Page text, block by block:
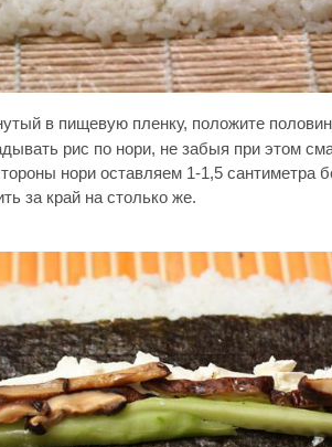
в пищевую пленку, положите
рис по нори, не забыя при этом
нори оставляем 1-1,5 сантиметра
за край на столько же.